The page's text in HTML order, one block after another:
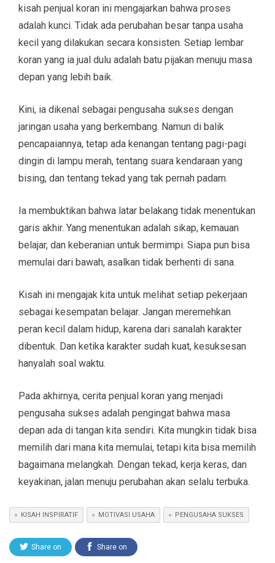
kisah penjual koran ini mengajarkan bahwa proses
adalah kunci. Tidak ada perubahan besar tanpa usaha
kecil yang dilakukan secara konsisten. Setiap lembar
koran yang ia jual dulu adalah batu pijakan menuju masa
depan yang lebih baik.
Kini, ia dikenal sebagai pengusaha sukses dengan
jaringan usaha yang berkembang. Namun di balik
pencapaiannya, tetap ada kenangan tentang pagi-pagi
dingin di lampu merah, tentang suara kendaraan yang
bising, dan tentang tekad yang tak pernah padam.
Ia membuktikan bahwa latar belakang tidak menentukan
garis akhir. Yang menentukan adalah sikap, kemauan
belajar, dan keberanian untuk bermimpi. Siapa pun bisa
memulai dari bawah, asalkan tidak berhenti di sana.
Kisah ini mengajak kita untuk melihat setiap pekerjaan
sebagai kesempatan belajar. Jangan meremehkan
peran kecil dalam hidup, karena dari sanalah karakter
dibentuk. Dan ketika karakter sudah kuat, kesuksesan
hanyalah soal waktu.
Pada akhirnya, cerita penjual koran yang menjadi
pengusaha sukses adalah pengingat bahwa masa
depan ada di tangan kita sendiri. Kita mungkin tidak bisa
memilih dari mana kita memulai, tetapi kita bisa memilih
bagaimana melangkah. Dengan tekad, kerja keras, dan
keyakinan, jalan menuju perubahan akan selalu terbuka.
KISAH INSPIRATIF MOTIVASI USAHA PENGUSAHA SUKSES
Share on Share on